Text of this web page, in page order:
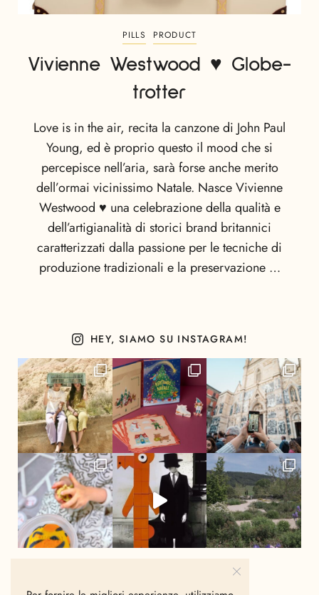
PILLS PRODUCT
Vivienne Westwood ♥ Globe-
trotter
Love is in the air, recita la canzone di John Paul
Young, ed è proprio questo il mood che si
percepisce nell’aria, sarà forse anche merito
dell’ormai vicinissimo Natale. Nasce Vivienne
Westwood ♥ una celebrazione della qualità e
dell’artigianalità di storici brand britannici
caratterizzati dalla passione per le tecniche di
produzione tradizionali e la preservazione …
HEY, SIAMO SU INSTAGRAM!